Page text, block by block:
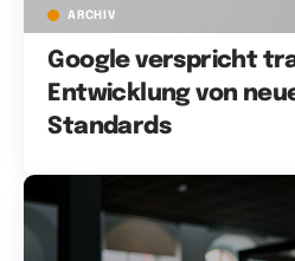
ARCHIV
Google verspricht
Entwicklung von
Standards